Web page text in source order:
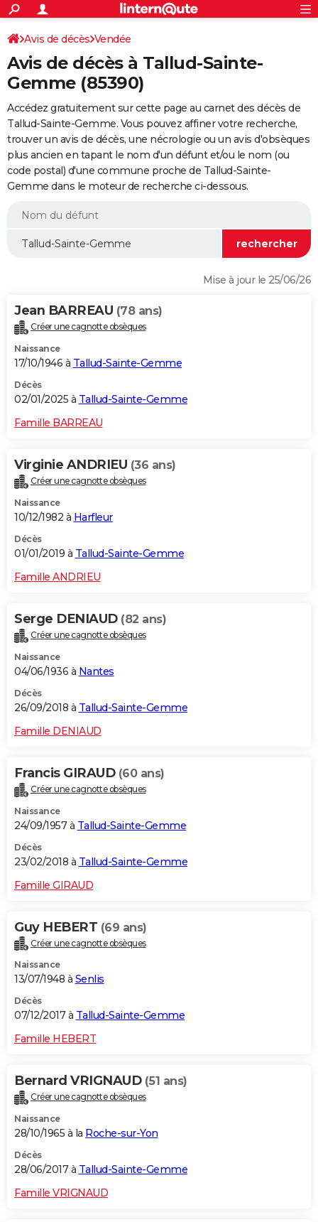
ACTUALITÉS
Politique
Société
Faits Divers
Education
Monde
Villes
+
SPORT
Coupe du monde 2026
Football
Tennis
Cyclisme
Rugby
Forum
FINANCE
Retraite
Impôts
Epargne
Immobilier
Risques naturels par ville
Banque
Assurance
Crédit
Essais
Réserver un essai
Citadines
Berlines
SUV
Forum auto
+
HIGH-TECH
Mobiles
Meilleur smartphone
Internet
Ordinateurs
Jeux vidéo
Guide high-tech
+
BRICOLAGE
Forum
Aménagement intérieur
Extérieur
Cuisine
Salle de bains
Jardinage
Rangement
WEEK-END
Guides de France
Escapades
Patrimoine
Expositions
Musées
Week-end nature
LIFESTYLE
Alimentation
Guide de la santé
Maladies
Médicaments
Sommeil
VOYAGE
Destinations
City break
Voyage nature
Voyage de noces
Forum
Climat
+PHOTO
GUIDES D'ACHAT
BONS PLANS
CARTE DE VOEUX
Dictionnaire
Biographies
Citations
Expressions
Proverbes
PROGRAMME TV
COPAINS D'AVANT
S'inscrire
Se connecter
Lycées
Collèges
Primaires
Universités
Entreprises
Service militaire
Avis de recherche
AVIS DE DÉCÈS
Avis de décès Vendée
Avis de décès à Tallud-Sainte-
Gemme (85390)
Accédez gratuitement sur cette page au carnet des décès de
Tallud-Sainte-Gemme. Vous pouvez affiner votre recherche,
trouver un avis de décès, une nécrologie ou un avis d'obsèques
plus ancien en tapant le nom d'un défunt et/ou le nom (ou
code postal) d'une commune proche de Tallud-Sainte-
Gemme dans le moteur de recherche ci-dessous.
Mise à jour le 25/06/26
Jean BARREAU (78 ans)
Créer une cagnotte obsèques
Naissance
17/10/1946 à Tallud-Sainte-Gemme
Décès
02/01/2025 à Tallud-Sainte-Gemme
Famille BARREAU
Virginie ANDRIEU (36 ans)
Créer une cagnotte obsèques
Naissance
10/12/1982 à Harfleur
Décès
01/01/2019 à Tallud-Sainte-Gemme
Famille ANDRIEU
Serge DENIAUD (82 ans)
Créer une cagnotte obsèques
Naissance
04/06/1936 à Nantes
Décès
26/09/2018 à Tallud-Sainte-Gemme
Famille DENIAUD
Francis GIRAUD (60 ans)
Créer une cagnotte obsèques
Naissance
24/09/1957 à Tallud-Sainte-Gemme
Décès
23/02/2018 à Tallud-Sainte-Gemme
Famille GIRAUD
Guy HEBERT (69 ans)
Créer une cagnotte obsèques
Naissance
13/07/1948 à Senlis
Décès
07/12/2017 à Tallud-Sainte-Gemme
Famille HEBERT
Bernard VRIGNAUD (51 ans)
Créer une cagnotte obsèques
Naissance
28/10/1965 à la Roche-sur-Yon
Décès
28/06/2017 à Tallud-Sainte-Gemme
Famille VRIGNAUD